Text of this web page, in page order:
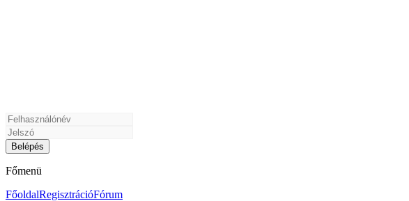
Főmenü
FőoldalRegisztrációFórum